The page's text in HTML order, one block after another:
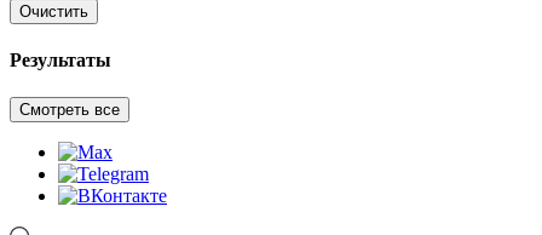
Очистить
Результаты
Смотреть все